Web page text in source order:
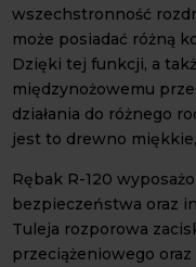
wszechstronność
może posiadać różną
Dzięki tej funkcji, a
międzynożowemu
działania do różnego
jest to drewno
Rębak R-120
bezpieczeństwa oraz
Tuleja rozporowa
przeciążeniowego